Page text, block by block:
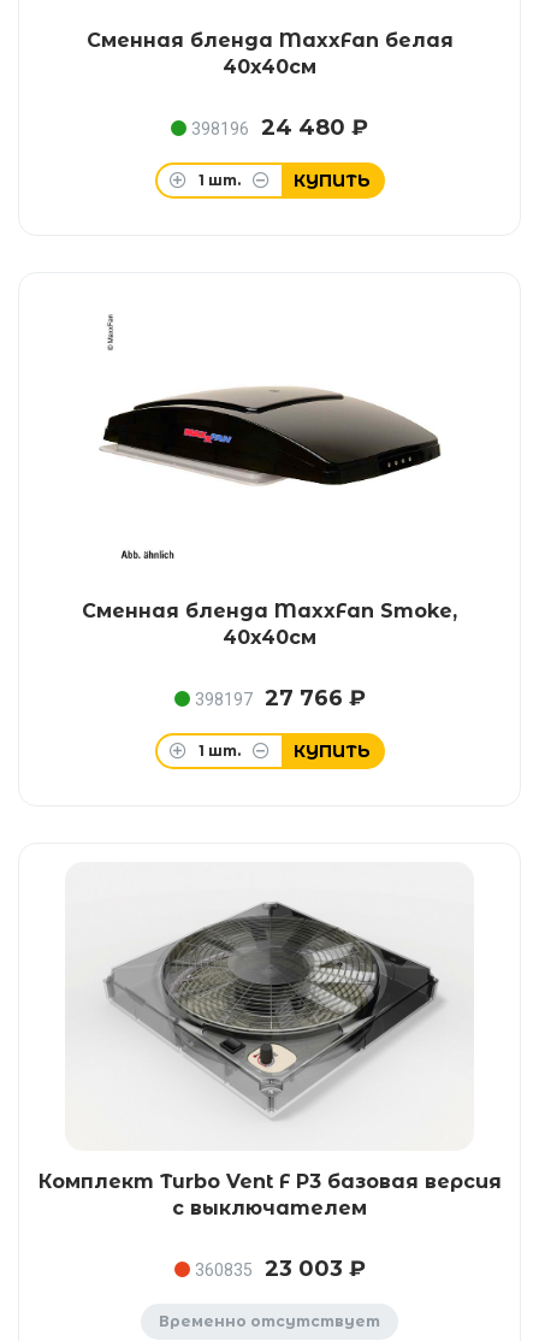
Сменная бленда MaxxFan белая
40x40см
398196 24 480 ₽
1 шт. КУПИТЬ
Сменная бленда MaxxFan Smoke,
40x40см
398197 27 766 ₽
1 шт. КУПИТЬ
Комплект Turbo Vent F P3 базовая версия
с выключателем
360835 23 003 ₽
Временно отсутствует